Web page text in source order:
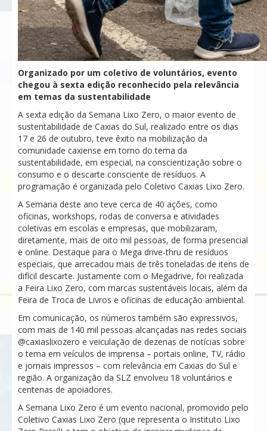
Organizado por um coletivo de voluntários, evento
chegou à sexta edição reconhecido pela relevância
em temas da sustentabilidade
A sexta edição da Semana Lixo Zero, o maior evento de
sustentabilidade de Caxias do Sul, realizado entre os dias
17 e 26 de outubro, teve êxito na mobilização da
comunidade caxiense em torno do tema da
sustentabilidade, em especial, na conscientização sobre o
consumo e o descarte consciente de resíduos. A
programação é organizada pelo Coletivo Caxias Lixo Zero.
A Semana deste ano teve cerca de 40 ações, como
oficinas, workshops, rodas de conversa e atividades
coletivas em escolas e empresas, que mobilizaram,
diretamente, mais de oito mil pessoas, de forma presencial
e online. Destaque para o Mega drive-thru de resíduos
especiais, que arrecadou mais de três toneladas de itens de
difícil descarte. Justamente com o Megadrive, foi realizada
a Feira Lixo Zero, com marcas sustentáveis locais, além da
Feira de Troca de Livros e oficinas de educação ambiental.
Em comunicação, os números também são expressivos,
com mais de 140 mil pessoas alcançadas nas redes sociais
@caxiaslixozero e veiculação de dezenas de notícias sobre
o tema em veículos de imprensa – portais online, TV, rádio
e jornais impressos – com relevância em Caxias do Sul e
região. A organização da SLZ envolveu 18 voluntários e
centenas de apoiadores.
A Semana Lixo Zero é um evento nacional, promovido pelo
Coletivo Caxias Lixo Zero (que representa o Instituto Lixo